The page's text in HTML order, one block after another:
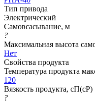
Тип привода
Электрический
Самовсасывание, м
?
Максимальная высота
Нет
Свойства продукта
Температура продукта
120
Вязкость продукта, сП(cP)
?